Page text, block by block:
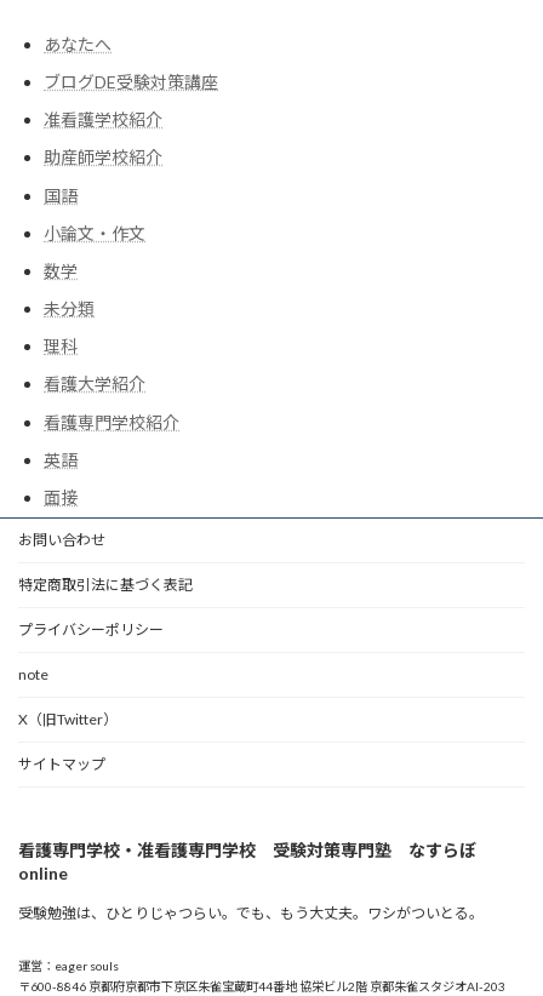
あなたへ
ブログDE受験対策講座
准看護学校紹介
助産師学校紹介
国語
小論文・作文
数学
未分類
理科
看護大学紹介
看護専門学校紹介
英語
面接
お問い合わせ
特定商取引法に基づく表記
プライバシーポリシー
note
X（旧Twitter）
サイトマップ
看護専門学校・准看護専門学校 受験対策専門塾 なすらぼ
online
受験勉強は、ひとりじゃつらい。でも、もう大丈夫。ワシがついとる。
運営：eager souls
〒600-8846 京都府京都市下京区朱雀宝蔵町44番地 協栄ビル2階 京都朱雀スタジオAI-203